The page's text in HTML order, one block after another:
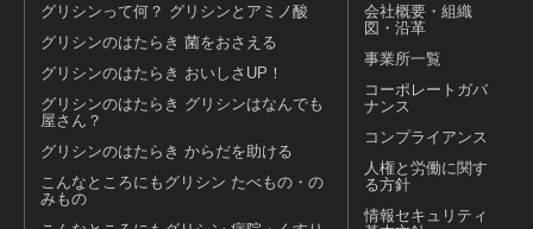
グリシンって何？ グリシンとアミノ酸
グリシンのはたらき 菌をおさえる
グリシンのはたらき おいしさUP！
グリシンのはたらき グリシンはなんでも
屋さん？
グリシンのはたらき からだを助ける
こんなところにもグリシン たべもの・の
みもの
会社概要・組織
図・沿革
事業所一覧
コーポレートガバ
ナンス
コンプライアンス
人権と労働に関す
る方針
情報セキュリティ